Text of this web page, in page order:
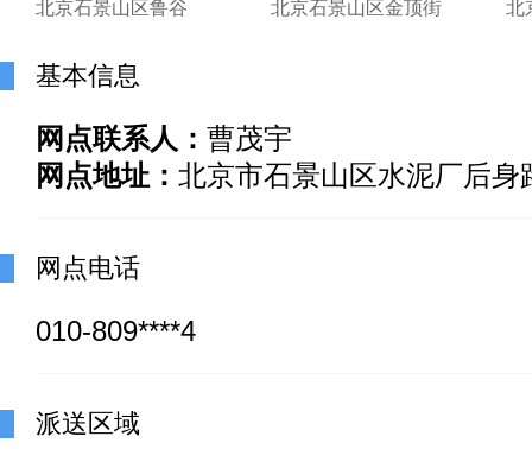
北京石景山区鲁谷 北京石景山区金顶街 北
基本信息
网点联系人： 曹茂宇
网点地址： 北京市石景山区水泥厂后身
网点电话
010-809****4
派送区域